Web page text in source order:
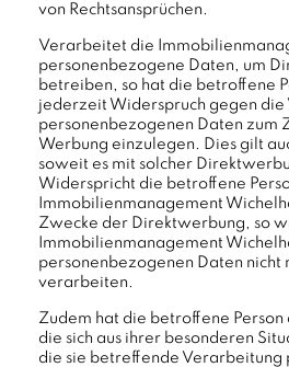
von Rechtsansprüchen.
Verarbeitet die
personenbezogene Daten, um
betreiben, so hat die betroffene
jederzeit Widerspruch gegen
personenbezogenen Daten zum
Werbung einzulegen. Dies gilt
soweit es mit solcher
Widerspricht die betroffene
Immobilienmanagement
Zwecke der Direktwerbung, so
Immobilienmanagement
personenbezogenen Daten nicht
verarbeiten.
Zudem hat die betroffene Person
die sich aus ihrer besonderen
die sie betreffende Verarbeitung